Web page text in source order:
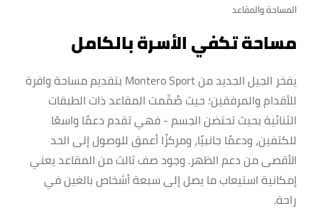
المساحة والمقاعد
مساحة تكفي الأسرة بالكامل
يفخر الجيل الجديد من Montero Sport بتقديم مساحة وافرة
للأقدام والمرفقين؛ حيث صُمِّمت المقاعد ذات الطبقات
الثنائية بحيث تحتضن الجسم - فهي تقدم دعمًا واسعًا
للكتفين، ودعمًا جانبيًا، ومركزًا أعمق للوصول إلى الحد
الأقصى من دعم الظهر. وجود صف ثالث من المقاعد يعني
إمكانية استيعاب ما يصل إلى سبعة أشخاص بالغين في
راحة.